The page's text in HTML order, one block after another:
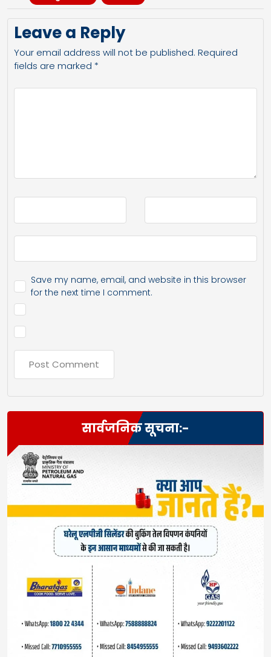
Leave a Reply
Your email address will not be published. Required
fields are marked *
Save my name, email, and website in this browser
for the next time I comment.
सार्वजनिक सूचना:-